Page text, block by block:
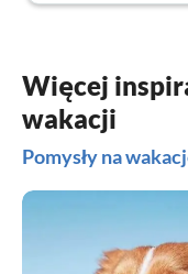
Więcej
wakacji
Pomysły na